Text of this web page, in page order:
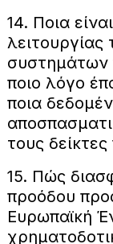
14. Ποια
συστημάτων
ποιο λόγο
ποια
τους
15. Πώς
προόδου
Ευρωπαϊκή